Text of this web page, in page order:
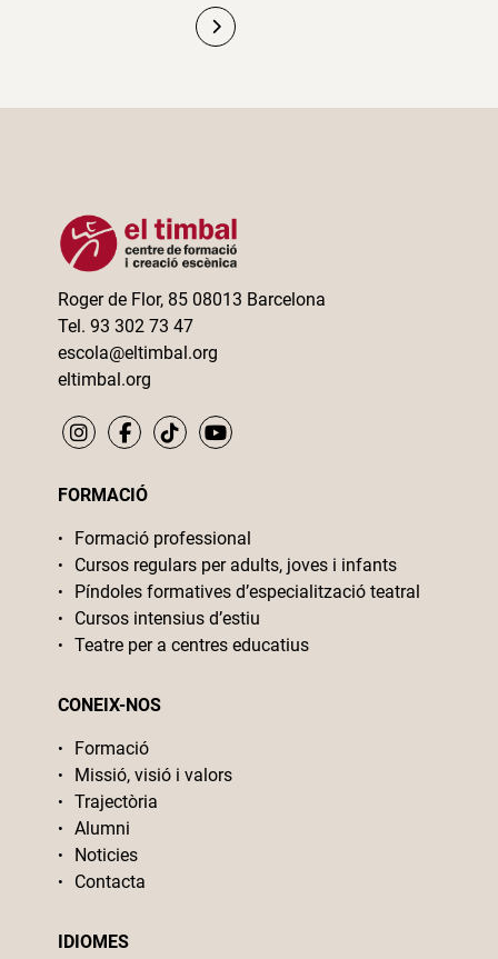
Paginació
Roger de Flor, 85 08013 Barcelona
Tel. 93 302 73 47
escola@eltimbal.org
eltimbal.org
FORMACIÓ
Formació professional
Cursos regulars per adults, joves i infants
Píndoles formatives d’especialització teatral
Cursos intensius d’estiu
Teatre per a centres educatius
CONEIX-NOS
Formació
Missió, visió i valors
Trajectòria
Alumni
Noticies
Contacta
IDIOMES